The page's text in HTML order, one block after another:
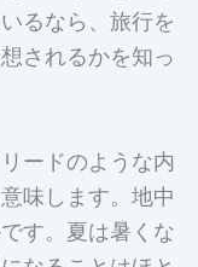
るなら、旅行を
されるかを知っ
ードのような内
味します。地中
す。夏は暑くな